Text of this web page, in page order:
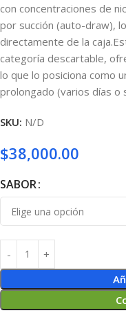
con concentraciones de
por succión (auto-draw),
directamente de la caja.
categoría descartable,
lo que lo posiciona como
prolongado (varios días o
SKU: N/D
$38,000.00
SABOR